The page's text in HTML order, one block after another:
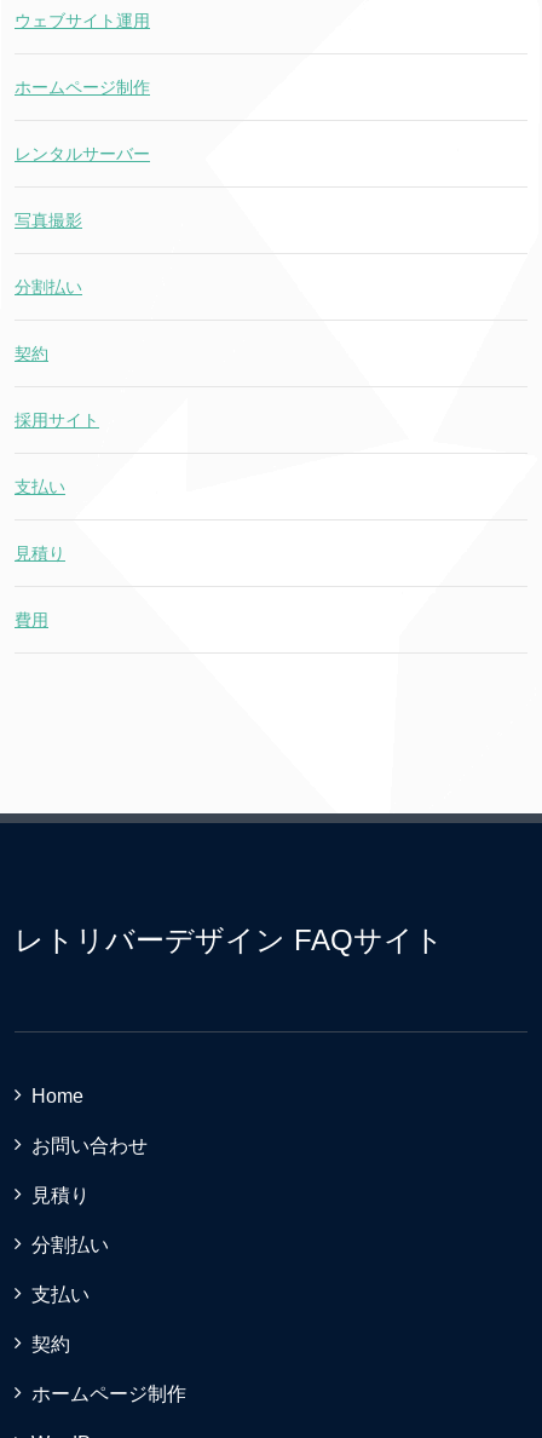
ウェブサイト運用
ホームページ制作
レンタルサーバー
写真撮影
分割払い
契約
採用サイト
支払い
見積り
費用
レトリバーデザイン FAQサイト
Home
お問い合わせ
見積り
分割払い
支払い
契約
ホームページ制作